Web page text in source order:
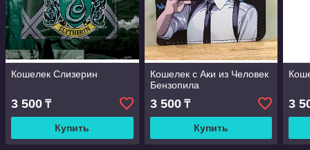
Кошелек Слизерин
3 500 ₸
Купить
Кошелек с Аки из Человек
Бензопила
3 500₸
Купить
3